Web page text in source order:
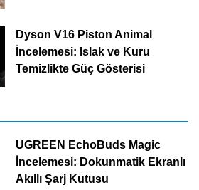
Dyson V16 Piston Animal
İncelemesi: Islak ve Kuru
Temizlikte Güç Gösterisi
UGREEN EchoBuds Magic
İncelemesi: Dokunmatik Ekranlı
Akıllı Şarj Kutusu